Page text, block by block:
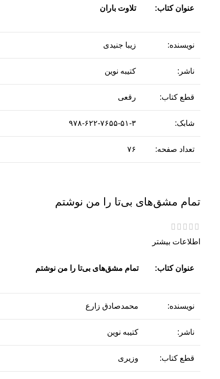
عنوان کتاب: تلاوت باران
نویسنده: زیبا جنیدی
ناشر: کتیبه نوین
قطع کتاب: رقعی
شابک: ۹۷۸-۶۲۲-۷۶۵۵-۵۱-۳
تعداد صفحه: ۷۶
تمام مشق‌های بی‌تا را من نوشتم
اطلاعات بیشتر
عنوان کتاب: تمام مشق‌های بی‌تا را من نوشتم
نویسنده: محمدصادق زارع
ناشر: کتیبه نوین
قطع کتاب: وزیری